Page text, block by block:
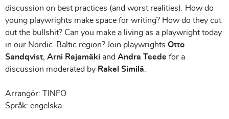
discussion on best practices (and worst realities). How do
young playwrights make space for writing? How do they cut
out the bullshit? Can you make a living as a playwright today
in our Nordic-Baltic region? Join playwrights Otto
Sandqvist, Arni Rajamäki and Andra Teede for a
discussion moderated by Rakel Similä.
Arrangör: TINFO
Språk: engelska